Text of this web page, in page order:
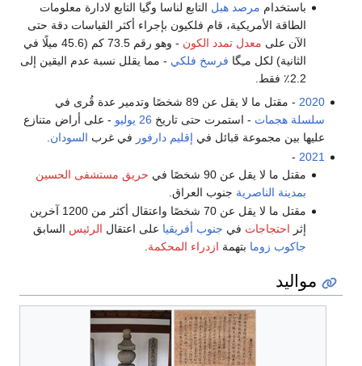
باستخدام مرصد هبل التابع لناسا وگيا التابع لادارة معلومات
الطاقة الأمريكية، قام فلكيون بإجراء أكثر القياسات دقة حتى
الآن على معدل تمدد الكون
- وهو رقم 73.5 كم (45.6 ميلًا في
الثانية) لكل مـِگا فرسخ فلكي - مما يقلل نسبة عدم اليقين إلى
2.2٪ فقط.
2020 - مقتل ما لا يقل عن 89 شخصًا وتدمير عدة قُرى في
سلسلة هجمات - استمرت حتى تاريخ 26 يوليو
- على أراض متنازع
عليها بين مجموعة قبائل في إقليم دارفور في غرب السودان
2021
-
مقتل ما لا يقل عن 90 شخصًا في
حريق مستشفى الحسين
بمدينة الناصرية جنوب العراق.
مقتل ما لا يقل عن 70 شخصًا واعتقال أكثر من 1200 آخرين
إثر احتجاجات في جنوب أفريقيا على اعتقال الرئيس السابق
جاكوب زوما بتهمة ازدراء المحكمة
مواليد